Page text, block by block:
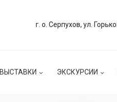
г. о. Серпухов, ул.
ВЫСТАВКИ ЭКСКУРСИИ